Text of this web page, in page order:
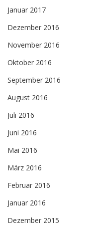
Januar 2017
Dezember 2016
November 2016
Oktober 2016
September 2016
August 2016
Juli 2016
Juni 2016
Mai 2016
März 2016
Februar 2016
Januar 2016
Dezember 2015